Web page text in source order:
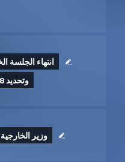
انتهاء الجلسة
وتحديد 18 آب موعداً للجلسة القادمة
وزير